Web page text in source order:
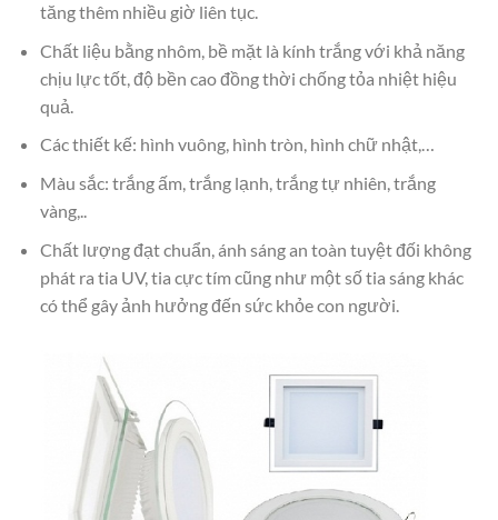
tăng thêm nhiều giờ liên tục.
Chất liệu bằng nhôm, bề mặt là kính trắng với khả năng
chịu lực tốt, độ bền cao đồng thời chống tỏa nhiệt hiệu
quả.
Các thiết kế: hình vuông, hình tròn, hình chữ nhật,…
Màu sắc: trắng ấm, trắng lạnh, trắng tự nhiên, trắng
vàng,..
Chất lượng đạt chuẩn, ánh sáng an toàn tuyệt đối không
phát ra tia UV, tia cực tím cũng như một số tia sáng khác
có thể gây ảnh hưởng đến sức khỏe con người.